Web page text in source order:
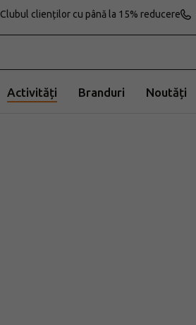
Clubul clienților cu până la 15% reducere
Activități Branduri Noutăți